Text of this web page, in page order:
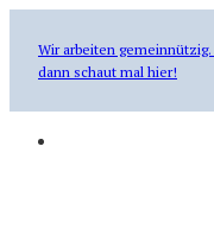
Wir arbeiten
dann schaut mal hier!